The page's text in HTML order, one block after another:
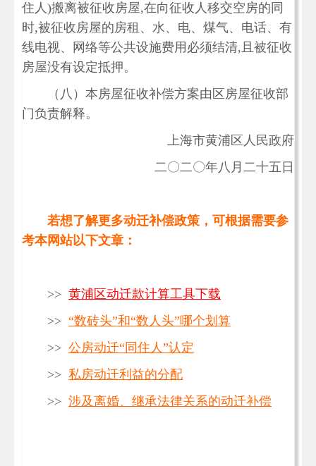
住人)搬离被征收房屋,在向征收人移交空房的同
时,被征收房屋的房租、水、电、煤气、电话、有
线电视、网络等公共设施费用必须结清,且被征收
房屋没有设定抵押。
（八）本房屋征收补偿方案由区房屋征收部
门负责解释。
上海市黄浦区人民政府
二〇二〇年八月二十五日
若想了解更多动迁补偿政策，可根据需要参
考本网站以下文章：
>> 黄浦区动迁款计算工具下载
>> “数砖头”和“数人头”哪个划算
>> 公房动迁“同住人”认定
>> 私房动迁利益的分配
>> 涉及离婚、继承法律关系的动迁补偿